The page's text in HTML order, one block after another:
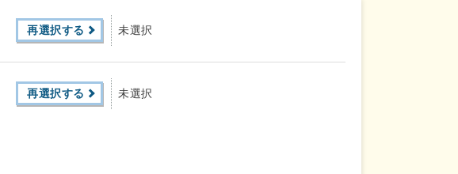
再選択する 未選択
再選択する 未選択